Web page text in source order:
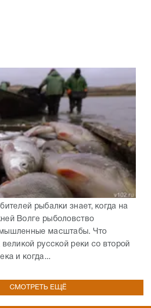
рыбалки знает, когда на
Волге рыболовство
масштабы. Что
русской реки со второй
и когда...
СМОТРЕТЬ ЕЩЁ